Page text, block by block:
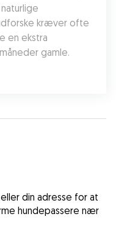
kræver ofte
en ekstra
gamle.
din adresse for at
hundepassere nær